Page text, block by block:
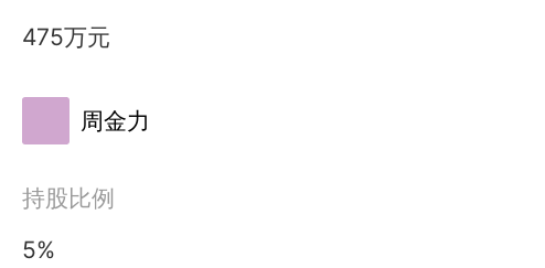
475万元
周金力
持股比例
5%